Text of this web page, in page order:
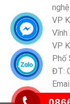
VP
Vĩnh
VP
Phố
ĐT: